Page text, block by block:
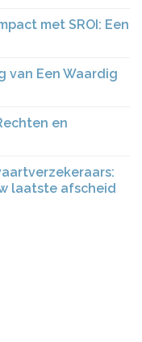
met SROI: Een
van Een Waardig
en
laatste afscheid